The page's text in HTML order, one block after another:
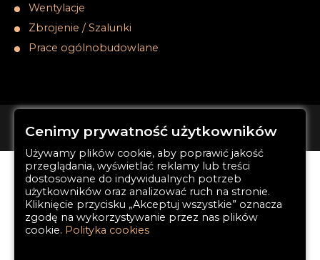
Wentylacje
Zbrojenie / Szalunki
Prace ogólnobudowlane
START OFERTA FIRMA REALIZACJE KONTAKT
Cenimy prywatność użytkowników
Używamy plików cookie, aby poprawić jakość
przeglądania, wyświetlać reklamy lub treści
dostosowane do indywidualnych potrzeb
użytkowników oraz analizować ruch na stronie.
Kliknięcie przycisku „Akceptuj wszystkie” oznacza
zgodę na wykorzystywanie przez nas plików
cookie. Polityka cookies